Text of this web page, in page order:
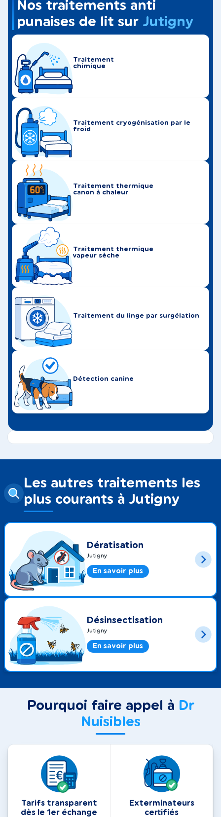
Nos traitements anti
punaises de lit sur Jutigny
Traitement
chimique
Traitement cryogénisation par le
froid
Traitement thermique
canon à chaleur
Traitement thermique
vapeur sèche
Traitement du linge par surgélation
Détection canine
Les autres traitements les
plus courants à Jutigny
Dératisation
Jutigny
En savoir plus
Désinsectisation
Jutigny
En savoir plus
Pourquoi faire appel à Dr
Nuisibles
Tarifs transparent
dès le 1er échange
Exterminateurs
certifiés